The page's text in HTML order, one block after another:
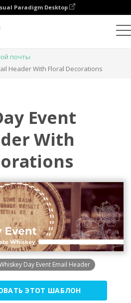
Paradigm Desktop
почты
Header With Floral Decorations
Event
With
Day Event Email Header
ЭТОТ ШАБЛОН